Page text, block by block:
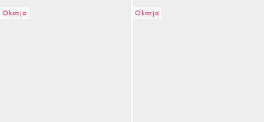
Okazja Okazja